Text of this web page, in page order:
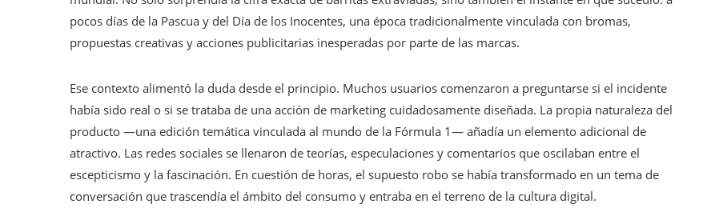
pocos días de la Pascua y del Día de los Inocentes, una época tradicionalmente vinculada con bromas,
propuestas creativas y acciones publicitarias inesperadas por parte de las marcas.
Ese contexto alimentó la duda desde el principio. Muchos usuarios comenzaron a preguntarse si el incidente
había sido real o si se trataba de una acción de marketing cuidadosamente diseñada. La propia naturaleza del
producto —una edición temática vinculada al mundo de la Fórmula 1— añadía un elemento adicional de
atractivo. Las redes sociales se llenaron de teorías, especulaciones y comentarios que oscilaban entre el
escepticismo y la fascinación. En cuestión de horas, el supuesto robo se había transformado en un tema de
conversación que trascendía el ámbito del consumo y entraba en el terreno de la cultura digital.